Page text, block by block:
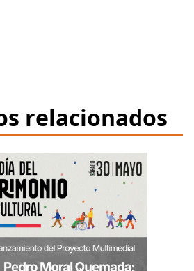
relacionados